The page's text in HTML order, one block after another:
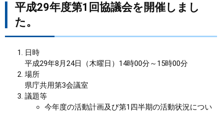
平成29年度第1回協議会を開催しまし
た。
日時
平成29年8月24日（木曜日）14時00分～15時00分
場所
県庁共用第3会議室
議題等
今年度の活動計画及び第1四半期の活動状況につい